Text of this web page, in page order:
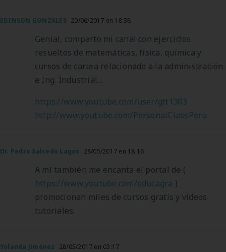
EDINSON GONZALES 20/06/2017 en 18:38
Genial, comparto mi canal con ejercicios
resueltos de matemáticas, física, química y
cursos de cartea relacionado a la administración
e Ing. Industrial…
https://www.youtube.com/user/gtt1303
http://www.youtube.com/PersonalClassPeru
Dr. Pedro Salcedo Lagos 28/05/2017 en 18:16
A mí también me encanta el portal de (
https://www.youtube.com/educagra )
promocionan miles de cursos gratis y videos
tutoriales.
Yolanda Jiménez 28/05/2017 en 03:17